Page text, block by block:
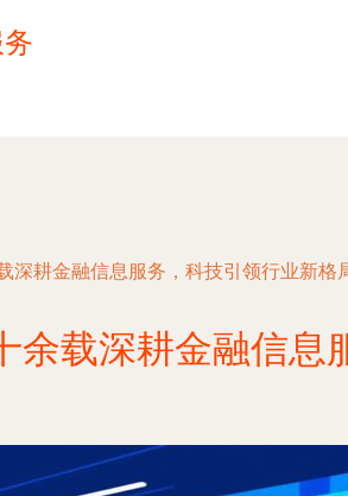
深耕金融信息服务，科技引领行业新格
余载深耕金融信息